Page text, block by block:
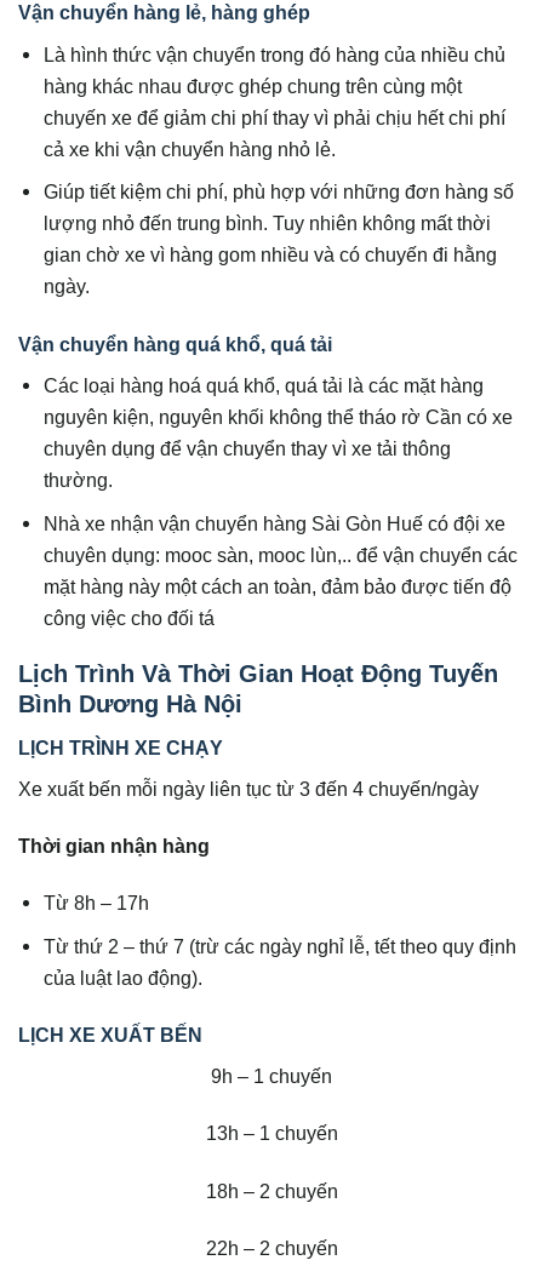
Vận chuyển hàng lẻ, hàng ghép
Là hình thức vận chuyển trong đó hàng của nhiều chủ
hàng khác nhau được ghép chung trên cùng một
chuyến xe để giảm chi phí thay vì phải chịu hết chi phí
cả xe khi vận chuyển hàng nhỏ lẻ.
Giúp tiết kiệm chi phí, phù hợp với những đơn hàng số
lượng nhỏ đến trung bình. Tuy nhiên không mất thời
gian chờ xe vì hàng gom nhiều và có chuyến đi hằng
ngày.
Vận chuyển hàng quá khổ, quá tải
Các loại hàng hoá quá khổ, quá tải là các mặt hàng
nguyên kiện, nguyên khối không thể tháo rờ Cần có xe
chuyên dụng để vận chuyển thay vì xe tải thông
thường.
Nhà xe nhận vận chuyển hàng Sài Gòn Huế có đội xe
chuyên dụng: mooc sàn, mooc lùn,.. để vận chuyển các
mặt hàng này một cách an toàn, đảm bảo được tiến độ
công việc cho đối tá
Lịch Trình Và Thời Gian Hoạt Động Tuyến
Bình Dương Hà Nội
LỊCH TRÌNH XE CHẠY
Xe xuất bến mỗi ngày liên tục từ 3 đến 4 chuyến/ngày
Thời gian nhận hàng
Từ 8h – 17h
Từ thứ 2 – thứ 7 (trừ các ngày nghỉ lễ, tết theo quy định
của luật lao động).
LỊCH XE XUẤT BẾN
9h – 1 chuyến
13h – 1 chuyến
18h – 2 chuyến
22h – 2 chuyến